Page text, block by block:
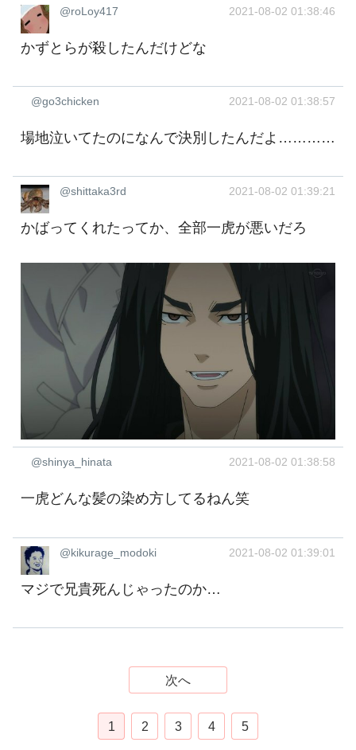
@roLoy417 2021-08-02 01:38:46
かずとらが殺したんだけどな
@go3chicken 2021-08-02 01:38:57
場地泣いてたのになんで決別したんだよ…………
@shittaka3rd 2021-08-02 01:39:21
かばってくれたってか、全部一虎が悪いだろ
@shinya_hinata 2021-08-02 01:38:58
一虎どんな髪の染め方してるねん笑
@kikurage_modoki 2021-08-02 01:39:01
マジで兄貴死んじゃったのか…
次へ
1 2 3 4 5